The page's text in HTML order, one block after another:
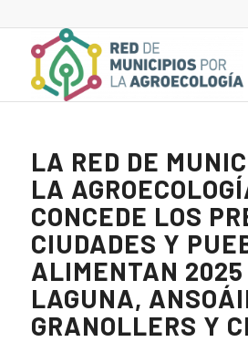
LA RED DE
LA
CONCEDE LOS
CIUDADES Y
ALIMENTAN
LAGUNA,
GRANOLLERS Y